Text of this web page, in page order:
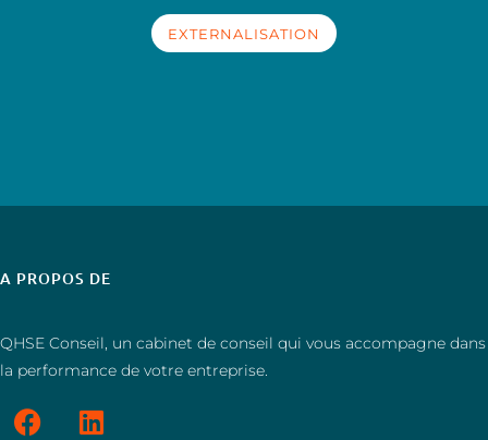
EXTERNALISATION
A PROPOS DE
QHSE Conseil, un cabinet de conseil qui vous accompagne dans
la performance de votre entreprise.